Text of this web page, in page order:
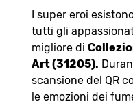
I super eroi
tutti gli
migliore di
Art (31205).
scansione del QR
le emozioni dei